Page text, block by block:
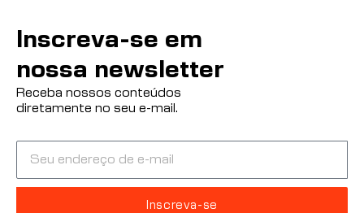
Inscreva-se em
nossa newsletter
Receba nossos conteúdos
diretamente no seu e-mail.
Inscreva-se